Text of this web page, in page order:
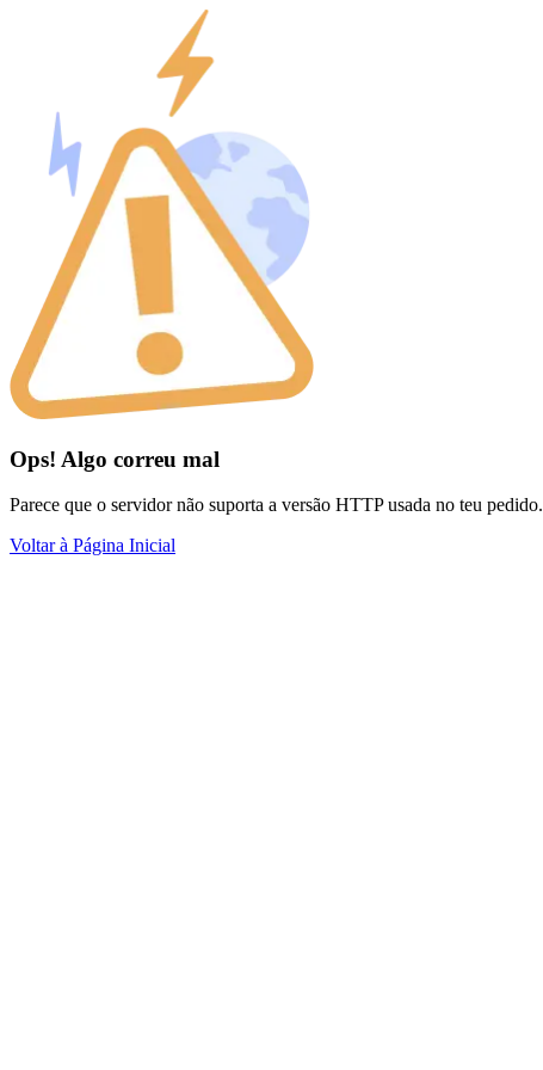
Ops! Algo correu mal
Parece que o servidor não suporta a versão HTTP usada no teu pedido.
Voltar à Página Inicial